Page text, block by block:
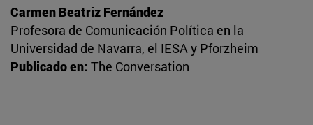
Carmen Beatriz Fernández
Profesora de Comunicación Política en la
Universidad de Navarra, el IESA y Pforzheim
Publicado en: The Conversation